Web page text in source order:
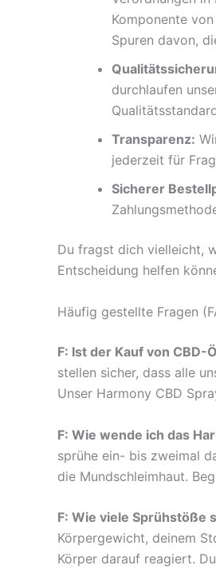
Komponente
Spuren davon,
durchlaufen
Transparenz:
jederzeit für
Sicherer
Du fragst dich vielleicht,
Entscheidung helfen
Häufig gestellte Fragen
F: Ist der Kauf von CBD-
stellen sicher, dass alle
Unser Harmony CBD
F: Wie wende ich das
sprühe ein- bis zweimal
die Mundschleimhaut.
F: Wie viele Sprühstöße
Körpergewicht, deinem
Körper darauf reagiert.